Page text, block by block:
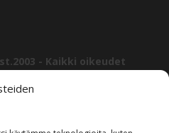
- Kaikki oikeudet
lukien tekstit, kuvat ja
Solutionsin omaisuutta, ellei
levittäminen tai muu